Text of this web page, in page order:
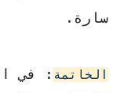
سارة.
الخاتمة : في